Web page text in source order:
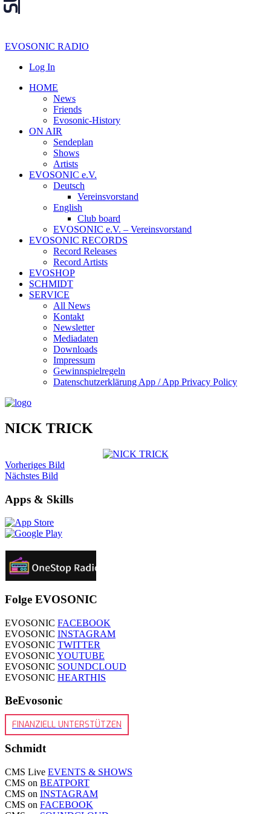
EVOSONIC RADIO
Log In
HOME
News
Friends
Evosonic-History
ON AIR
Sendeplan
Shows
Artists
EVOSONIC e.V.
Deutsch
Vereinsvorstand
English
Club board
EVOSONIC e.V. ‒ Vereinsvorstand
EVOSONIC RECORDS
Record Releases
Record Artists
EVOSHOP
SCHMIDT
SERVICE
All News
Kontakt
Newsletter
Mediadaten
Downloads
Impressum
Gewinnspielregeln
Datenschutzerklärung App / App Privacy Policy
NICK TRICK
Vorheriges Bild
Nächstes Bild
Apps & Skills
Folge EVOSONIC
EVOSONIC FACEBOOK
EVOSONIC INSTAGRAM
EVOSONIC TWITTER
EVOSONIC YOUTUBE
EVOSONIC SOUNDCLOUD
EVOSONIC HEARTHIS
BeEvosonic
FINANZIELL UNTERSTÜTZEN
Schmidt
CMS Live EVENTS & SHOWS
CMS on BEATPORT
CMS on INSTAGRAM
CMS on FACEBOOK